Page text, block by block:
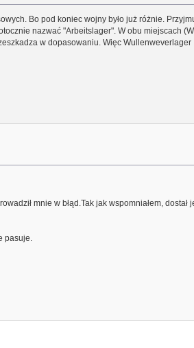
Bo pod koniec wojny było już różnie.
nazwać "Arbeitslager". W obu miejscach
w dopasowaniu. Więc Wullenweverlager
mnie w błąd.Tak jak wspomniałem, dostał
pasuje.